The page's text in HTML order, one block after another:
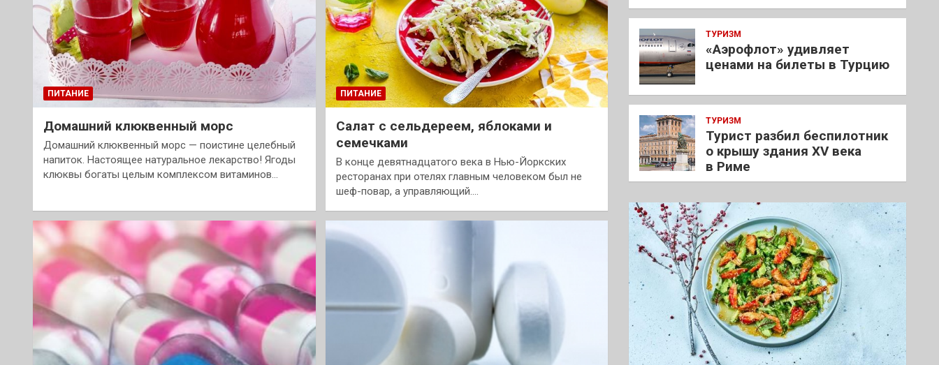
ПИТАНИЕ
Домашний клюквенный морс
Домашний клюквенный морс — поистине целебный
напиток. Настоящее натуральное лекарство! Ягоды
клюквы богаты целым комплексом витаминов…
ПИТАНИЕ
Салат с сельдереем, яблоками и
семечками
В конце девятнадцатого века в Нью-Йоркских
ресторанах при отелях главным человеком был не
шеф-повар, а управляющий.…
ТУРИЗМ
«Аэрофлот» удивляет
ценами на билеты в Турцию
ТУРИЗМ
Турист разбил беспилотник
о крышу здания XV века
в Риме